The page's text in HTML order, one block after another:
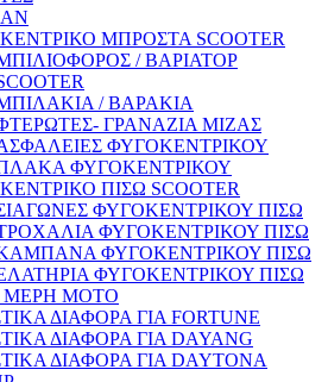
ΜΠΡΟΣΤΑ SCOOTER
/ ΒΑΡΙΑΤΟΡ
/ ΒΑΡΑΚΙΑ
ΓΡΑΝΑΖΙΑ ΜΙΖΑΣ
ΦΥΓΟΚΕΝΤΡΙΚΟΥ
ΦΥΓΟΚΕΝΤΡΙΚΟΥ
ΠΙΣΩ SCOOTER
ΦΥΓΟΚΕΝΤΡΙΚΟΥ ΠΙΣΩ
ΦΥΓΟΚΕΝΤΡΙΚΟΥ ΠΙΣΩ
ΦΥΓΟΚΕΝΤΡΙΚΟΥ ΠΙΣΩ
ΦΥΓΟΚΕΝΤΡΙΚΟΥ ΠΙΣΩ
ΜΕΡΗ ΜΟΤΟ
ΔΙΑΦΟΡΑ ΓΙΑ FORTUNE
ΔΙΑΦΟΡΑ ΓΙΑ DAYANG
ΔΙΑΦΟΡΑ ΓΙΑ DAYTONA